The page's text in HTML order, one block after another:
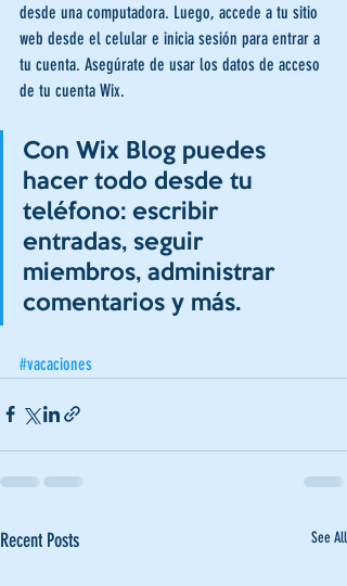
desde una computadora. Luego, accede a tu sitio
web desde el celular e inicia sesión para entrar a
tu cuenta. Asegúrate de usar los datos de acceso
de tu cuenta Wix.
Con Wix Blog puedes
hacer todo desde tu
teléfono: escribir
entradas, seguir
miembros, administrar
comentarios y más.
#vacaciones
Recent Posts See All